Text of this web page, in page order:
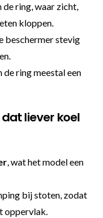
ring, waar zicht,
kloppen.
beschermer stevig
ring meestal een
liever koel
, wat het model een
bij stoten, zodat
oppervlak.